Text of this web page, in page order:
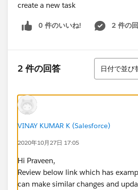
create a new task
0 件のいいね! 2 件の
2 件の回答
並び替え
日付で並び
VINAY KUMAR K (Salesforce)
2020年10月27日 17:05
Hi Praveen,
Review below link which has
can make similar changes and